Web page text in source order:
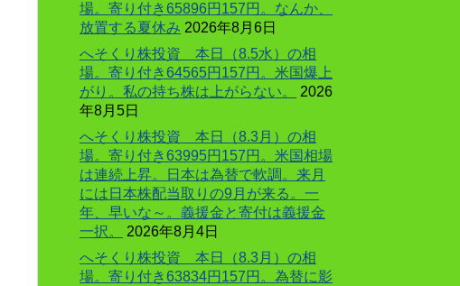
場。寄り付き65896円157円。なんか、
放置する夏休み 2026年8月6日
へそくり株投資 本日（8.5水）の相
場。寄り付き64565円157円。米国爆上
がり。私の持ち株は上がらない。
2026
年8月5日
へそくり株投資 本日（8.3月）の相
場。寄り付き63995円157円。米国相場
は連続上昇。日本は為替で軟調。来月
には日本株配当取りの9月が来る。一
年、早いな～。義援金と寄付は義援金
一択。
2026年8月4日
へそくり株投資 本日（8.3月）の相
場。寄り付き63834円157円。為替に影